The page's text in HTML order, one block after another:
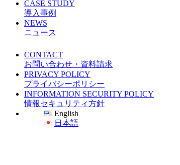
CASE STUDY
導入事例
NEWS
ニュース
CONTACT
お問い合わせ・資料請求
PRIVACY POLICY
プライバシーポリシー
INFORMATION SECURITY POLICY
情報セキュリティ方針
English
日本語